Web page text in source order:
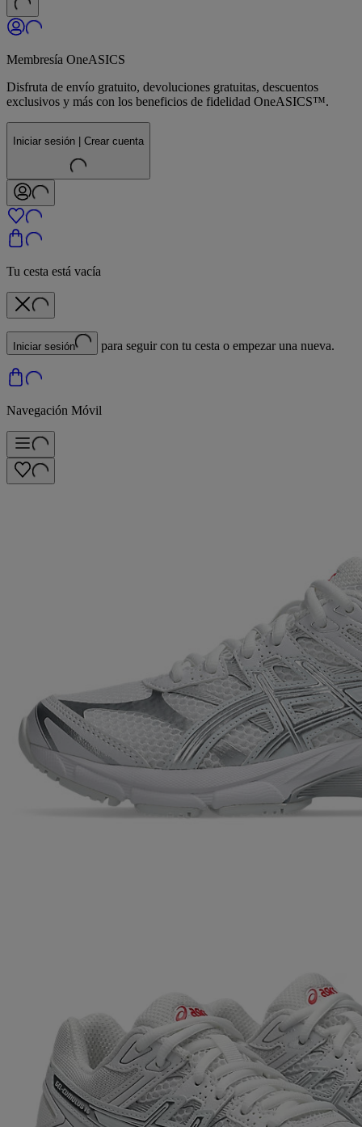
Membresía OneASICS
Disfruta de envío gratuito, devoluciones gratuitas, descuentos
exclusivos y más con los beneficios de fidelidad OneASICS™.
Iniciar sesión | Crear cuenta
Tu cesta está vacía
Iniciar sesión para seguir con tu cesta o empezar una nueva.
Navegación Móvil